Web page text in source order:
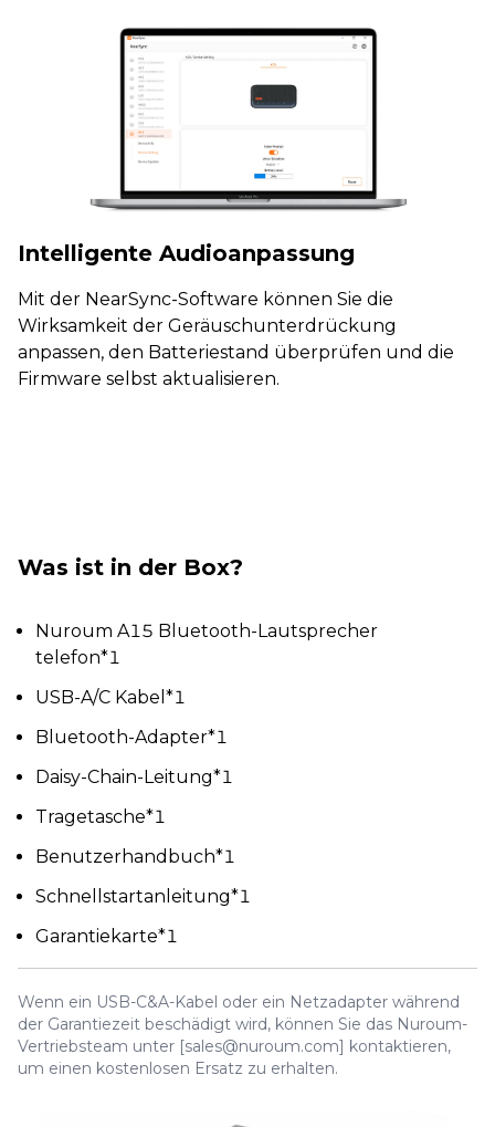
Intelligente Audioanpassung
Mit der NearSync-Software können Sie die
Wirksamkeit der Geräuschunterdrückung
anpassen, den Batteriestand überprüfen und die
Firmware selbst aktualisieren.
Was ist in der Box?
Nuroum A15 Bluetooth-Lautsprecher
telefon*1
USB-A/C Kabel*1
Bluetooth-Adapter*1
Daisy-Chain-Leitung*1
Tragetasche*1
Benutzerhandbuch*1
Schnellstartanleitung*1
Garantiekarte*1
Wenn ein USB-C&A-Kabel oder ein Netzadapter während
der Garantiezeit beschädigt wird, können Sie das Nuroum-
Vertriebsteam unter [sales@nuroum.com] kontaktieren,
um einen kostenlosen Ersatz zu erhalten.